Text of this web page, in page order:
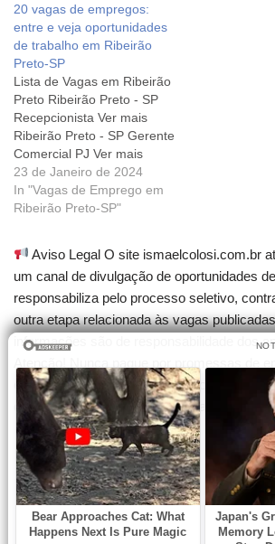
Ver mais Ribeirão Preto -
SP Almoxarife Ver mais
Ribeirão Preto - SP
Vendedor(a)…
20 vagas de empregos:
entre e veja oportunidades
de trabalho em Ribeirão
Preto-SP
Lista de Vagas em Ribeirão
Preto Ribeirão Preto - SP
Recepcionista Ver mais
Ribeirão Preto - SP Gerente
Comercial PJ Ver mais
Ribeirão Preto - SP
ASSISTENTE DE LOJA Ver
mais Ribeirão Preto - SP
Jovem Aprendiz
Administrativo Ver mais
Ribeirão Preto…
23 de Janeiro de 2024
In "Vagas de Emprego em
Ribeirão Preto-SP"
Aviso Legal O site ismaelcolosi.com.br
um canal de divulgação de oportunidades
responsabiliza pelo processo seletivo,
outra etapa relacionada às vagas
informações são de responsabilidade dos
compre cursos que garantam contratação.
qualquer cobrança para participar de